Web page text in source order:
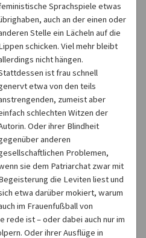
Sprachspiele etwas
auch an der einen oder
Stelle ein Lächeln auf die
schicken. Viel mehr bleibt
nicht hängen.
ist frau schnell
etwa von den teils
zumeist aber
schlechten Witzen der
Oder ihrer Blindheit
anderen
Problemen,
sie dem Patriarchat zwar mit
die Leviten liest und
etwa darüber mokiert, warum
im Frauenfußball von
rede ist – oder dabei auch nur im
Oder ihrer Ausflüge in